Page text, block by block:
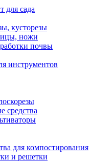
для сада
кусторезы
ножи
почвы
инструментов
средства
для компостирования
и решетки